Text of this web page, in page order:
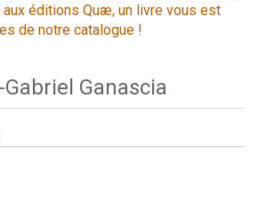
éditions Quæ, un livre vous est
de notre catalogue !
Ganascia